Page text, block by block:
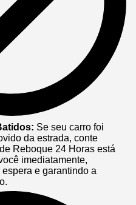
Se seu carro foi
da estrada, conte
Reboque 24 Horas está
imediatamente,
e garantindo a